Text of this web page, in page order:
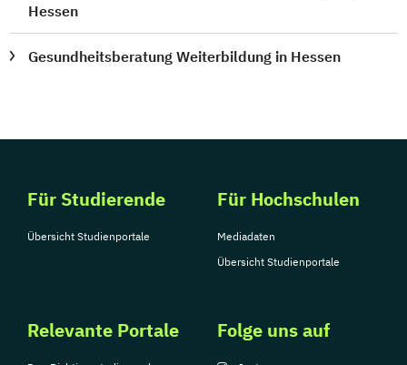
Hessen
Gesundheitsberatung Weiterbildung in Hessen
Für Studierende
Übersicht Studienportale
Für Hochschulen
Mediadaten
Übersicht Studienportale
Relevante Portale Folge uns auf